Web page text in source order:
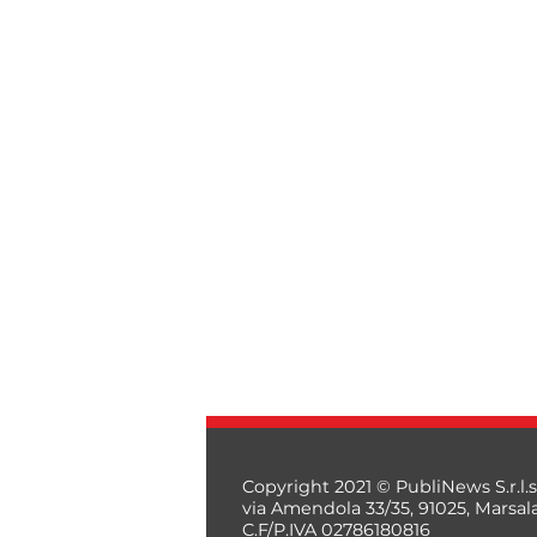
Copyright 2021 © PubliNews
via Amendola 33/35, 91025,
C.F/P.IVA 02786180816